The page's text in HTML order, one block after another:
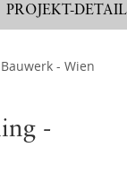
PROJEKT-
- Wien
-